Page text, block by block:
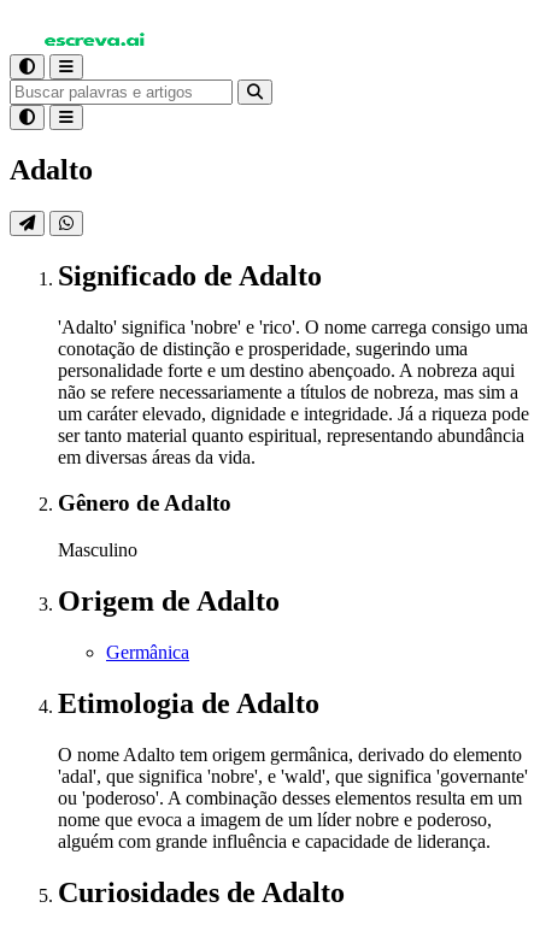
Adalto
Significado de Adalto
'Adalto' significa 'nobre' e 'rico'. O nome carrega consigo uma
conotação de distinção e prosperidade, sugerindo uma
personalidade forte e um destino abençoado. A nobreza aqui
não se refere necessariamente a títulos de nobreza, mas sim a
um caráter elevado, dignidade e integridade. Já a riqueza pode
ser tanto material quanto espiritual, representando abundância
em diversas áreas da vida.
Gênero de Adalto
Masculino
Origem de Adalto
Germânica
Etimologia de Adalto
O nome Adalto tem origem germânica, derivado do elemento
'adal', que significa 'nobre', e 'wald', que significa 'governante'
ou 'poderoso'. A combinação desses elementos resulta em um
nome que evoca a imagem de um líder nobre e poderoso,
alguém com grande influência e capacidade de liderança.
Curiosidades de Adalto